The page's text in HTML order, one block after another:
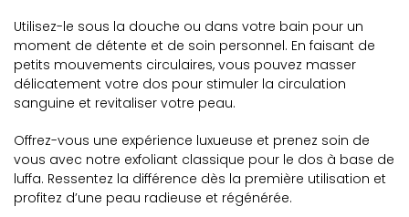
Utilisez-le sous la douche ou dans votre bain pour un
moment de détente et de soin personnel. En faisant de
petits mouvements circulaires, vous pouvez masser
délicatement votre dos pour stimuler la circulation
sanguine et revitaliser votre peau.
Offrez-vous une expérience luxueuse et prenez soin de
vous avec notre exfoliant classique pour le dos à base de
luffa. Ressentez la différence dès la première utilisation et
profitez d’une peau radieuse et régénérée.